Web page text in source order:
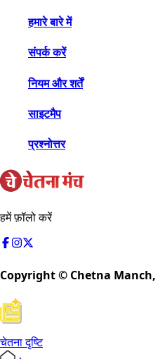
हमारे बारे में
संपर्क करें
नियम और शर्तें
साइटमैप
प्रश्नोत्तर
हमें फ़ॉलो करें
Copyright © Chetna Manch,
चेतना दृष्टि